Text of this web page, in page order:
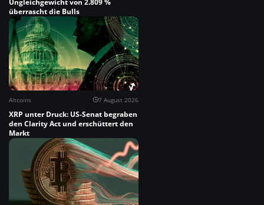
überrascht die Bulls
Altcoins 7 August 2026
XRP unter Druck: US-Senat begraben
den Clarity Act und erschüttert den
Markt